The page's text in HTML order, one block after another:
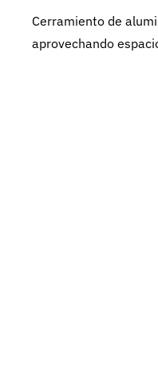
Cerramiento de
aprovechando